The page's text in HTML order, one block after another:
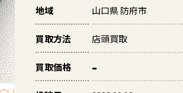
地域 山口県 防府市
買取方法 店頭買取
買取価格 -